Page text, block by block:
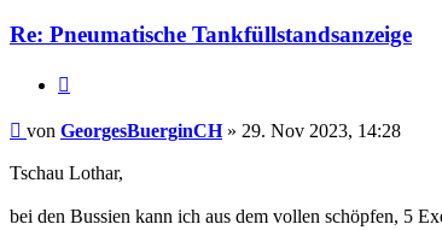
Re: Pneumatische Tankfüllstandsanzeige
Beitrag
von GeorgesBuerginCH» 29. Nov 2023, 14:28
Tschau Lothar,
bei den Bussien kann ich aus dem vollen schöpfen, 5